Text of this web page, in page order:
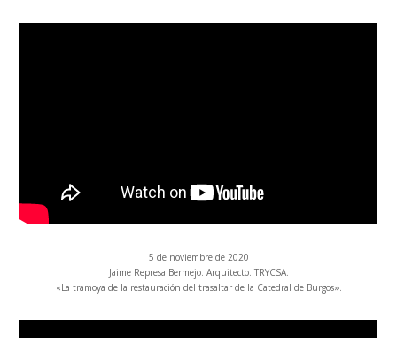
5 de noviembre de 2020
Jaime Represa Bermejo. Arquitecto. TRYCSA.
«La tramoya de la restauración del trasaltar de la Catedral de Burgos».